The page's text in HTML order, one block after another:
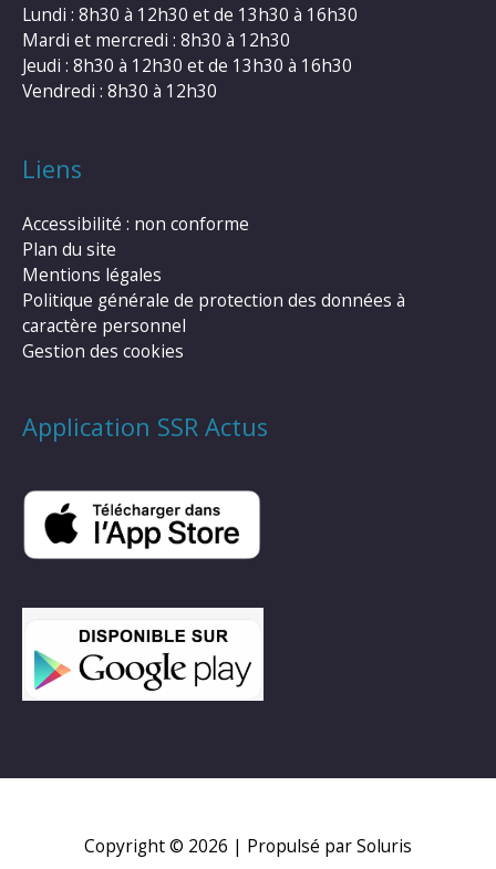
Lundi : 8h30 à 12h30 et de 13h30 à 16h30
Mardi et mercredi : 8h30 à 12h30
Jeudi : 8h30 à 12h30 et de 13h30 à 16h30
Vendredi : 8h30 à 12h30
Liens
Accessibilité : non conforme
Plan du site
Mentions légales
Politique générale de protection des données à
caractère personnel
Gestion des cookies
Application SSR Actus
Copyright © 2026 | Propulsé par Soluris